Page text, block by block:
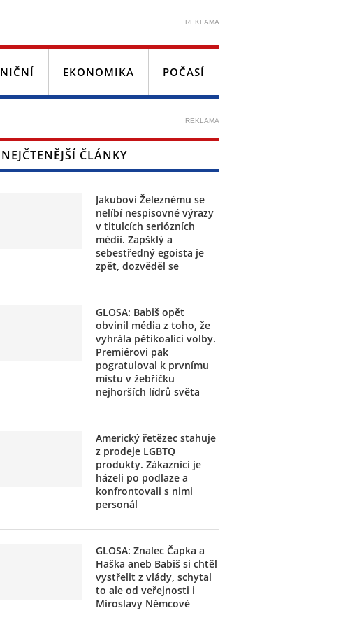
REKLAMA
EKONOMIKA POČASÍ
REKLAMA
NEJČTENĚJŠÍ ČLÁNKY
Jakubovi Železnému se
nelíbí nespisovné výrazy
v titulcích seriózních
médií. Zapšklý a
sebestředný egoista je
zpět, dozvěděl se
GLOSA: Babiš opět
obvinil média z toho, že
vyhrála pětikoalici volby.
Premiérovi pak
pogratuloval k prvnímu
místu v žebříčku
nejhorších lídrů světa
Americký řetězec stahuje
z prodeje LGBTQ
produkty. Zákazníci je
házeli po podlaze a
konfrontovali s nimi
personál
GLOSA: Znalec Čapka a
Haška aneb Babiš si chtěl
vystřelit z vlády, schytal
to ale od veřejnosti i
Miroslavy Němcové